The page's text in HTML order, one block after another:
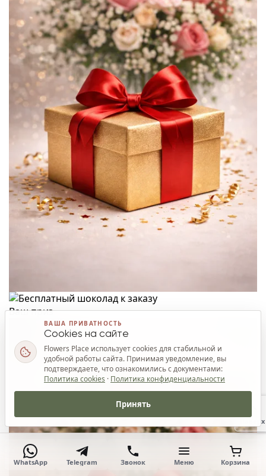
Ваш приз
WhatsApp Telegram Звонок Меню Корзина
Наверх
ВАША ПРИВАТНОСТЬ
Cookies на сайте
Flowers Place использует cookies для стабильной и
удобной работы сайта. Принимая уведомление, вы
подтверждаете, что ознакомились с документами:
Политика cookies · Политика конфиденциальности
Принять